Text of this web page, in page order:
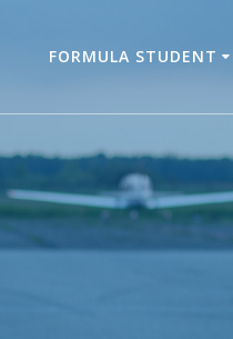
FORMULA STUDENT